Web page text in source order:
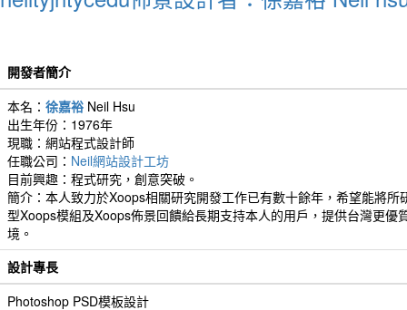
開發者簡介
本名： 徐嘉裕 Neil Hsu
出生年份：1976年
現職：網站程式設計師
任職公司： Neil網站設計工坊
目前興趣：程式研究，創意突破。
簡介：本人致力於Xoops相關研究開發工作已有數十餘年，希望能將所
型Xoops模組及Xoops佈景回饋給長期支持本人的用戶，提供台灣更優
境。
設計專長
Photoshop PSD模板設計